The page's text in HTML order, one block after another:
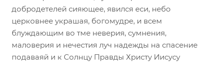
добродетелей сияющее, явился еси, небо
церковнее украшая, богомудре, и всем
блуждающим во тме неверия, сумнения,
маловерия и нечестия луч надежды на спасение
подаваяй и к Солнцу Правды Христу Иисусу